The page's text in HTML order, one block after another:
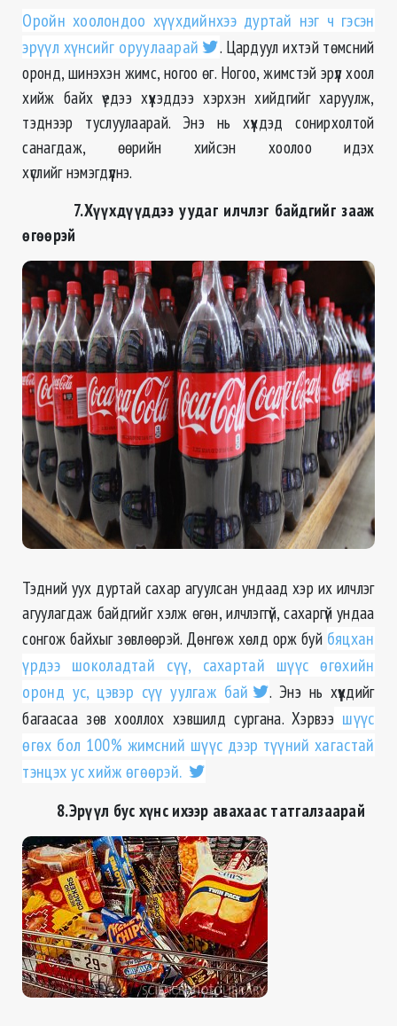
Оройн хоолондоо хүүхдийнхээ дуртай нэг ч гэсэн
эрүүл хүнсийг оруулаарай
. Цардуул ихтэй төмсний
оронд, шинэхэн жимс, ногоо өг. Ногоо, жимстэй эрүүл хоол
хийж байх үедээ хүүхэддээ хэрхэн хийдгийг харуулж,
тэднээр туслуулаарай. Энэ нь хүүхдэд сонирхолтой
санагдаж, өөрийн хийсэн хоолоо идэх
хүслийг нэмэгдүүлнэ.
7.Хүүхдүүддээ уудаг илчлэг байдгийг зааж
өгөөрэй
Тэдний уух дуртай сахар агуулсан ундаад хэр их илчлэг
агуулагдаж байдгийг хэлж өгөн, илчлэггүй, сахаргүй ундаа
сонгож байхыг зөвлөөрэй. Дөнгөж хөлд орж буй бяцхан
үрдээ шоколадтай сүү, сахартай шүүс өгөхийн
оронд ус, цэвэр сүү уулгаж бай
. Энэ нь хүүхдийг
багаасаа зөв хооллох хэвшилд сургана. Хэрвээ шүүс
өгөх бол 100% жимсний шүүс дээр түүний хагастай
тэнцэх ус хийж өгөөрэй.
8.Эрүүл бус хүнс ихээр авахаас татгалзаарай